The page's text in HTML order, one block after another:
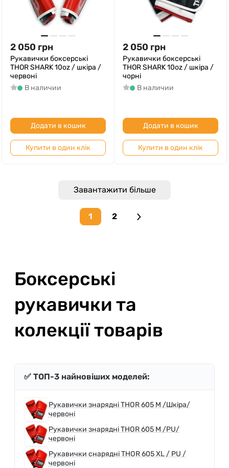
2 050 грн
Рукавички боксерські
THOR SHARK 10oz / шкіра /
червоні
В наличии
Додати в кошик
Купити в один клік
2 050 грн
Рукавички боксерські
THOR SHARK 10oz / шкіра /
чорні
В наличии
Додати в кошик
Купити в один клік
Завантажити більше
1 2
Next page
Боксерські
рукавички та
колекції товарів
✅ ТОП-3 найновіших моделей:
Рукавички знарядні THOR 605 M /Шкіра/
червоні
Рукавички знарядні THOR 605 M /PU/
червоні
Рукавички снарядні THOR 605 XL / PU /
червоні